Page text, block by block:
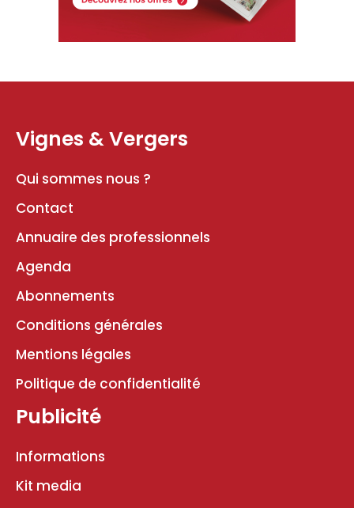
Vignes & Vergers
Qui sommes nous ?
Contact
Annuaire des professionnels
Agenda
Abonnements
Conditions générales
Mentions légales
Politique de confidentialité
Publicité
Informations
Kit media